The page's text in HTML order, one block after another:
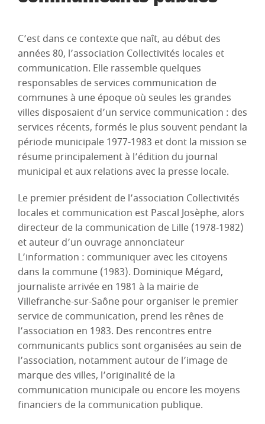
C’est dans ce contexte que naît, au début des
années 80, l’association Collectivités locales et
communication. Elle rassemble quelques
responsables de services communication de
communes à une époque où seules les grandes
villes disposaient d’un service communication : des
services récents, formés le plus souvent pendant la
période municipale 1977-1983 et dont la mission se
résume principalement à l’édition du journal
municipal et aux relations avec la presse locale.
Le premier président de l’association Collectivités
locales et communication est Pascal Josèphe, alors
directeur de la communication de Lille (1978-1982)
et auteur d’un ouvrage annonciateur
L’information : communiquer avec les citoyens
dans la commune (1983). Dominique Mégard,
journaliste arrivée en 1981 à la mairie de
Villefranche-sur-Saône pour organiser le premier
service de communication, prend les rênes de
l’association en 1983. Des rencontres entre
communicants publics sont organisées au sein de
l’association, notamment autour de l’image de
marque des villes, l’originalité de la
communication municipale ou encore les moyens
financiers de la communication publique.